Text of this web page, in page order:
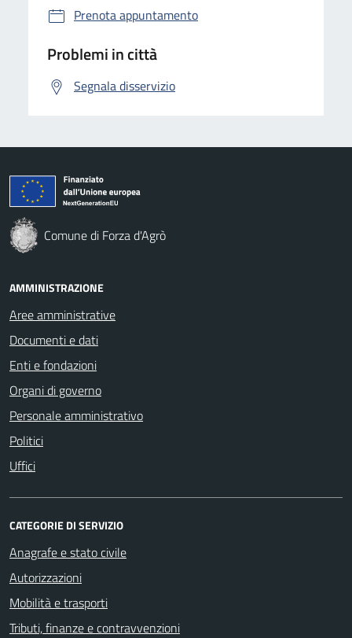
Prenota appuntamento
Problemi in città
Segnala disservizio
Comune di Forza d'Agrò
AMMINISTRAZIONE
Aree amministrative
Documenti e dati
Enti e fondazioni
Organi di governo
Personale amministrativo
Politici
Uffici
CATEGORIE DI SERVIZIO
Anagrafe e stato civile
Autorizzazioni
Mobilità e trasporti
Tributi, finanze e contravvenzioni